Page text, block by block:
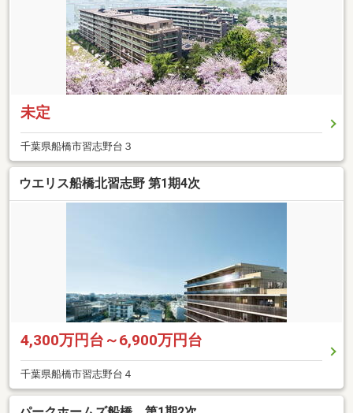
未定
千葉県船橋市習志野台３
ウエリス船橋北習志野 第1期4次
4,300万円台～6,900万円台
千葉県船橋市習志野台４